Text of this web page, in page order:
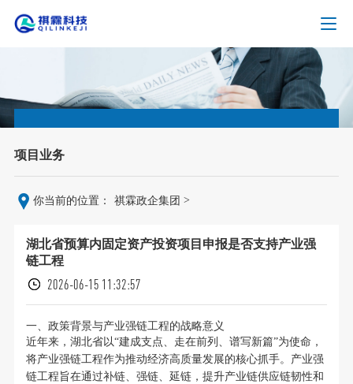
项目业务
你当前的位置： 祺霖政企集团 >
湖北省预算内固定资产投资项目申报是否支持产业强
链工程
2026-06-15 11:32:57
一、政策背景与产业强链工程的战略意义
近年来，湖北省以“建成支点、走在前列、谱写新篇”为使命，
将产业强链工程作为推动经济高质量发展的核心抓手。产业强
链工程旨在通过补链、强链、延链，提升产业链供应链韧性和